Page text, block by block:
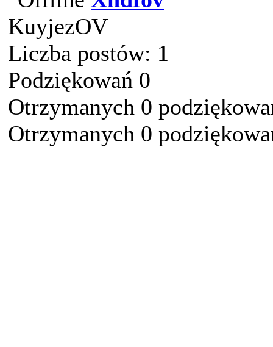
KuyjezOV
Liczba postów: 1
Podziękowań 0
Otrzymanych 0
Otrzymanych 0